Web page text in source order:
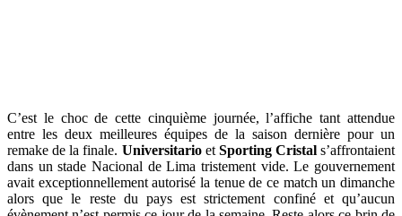
C’est le choc de cette cinquième journée, l’affiche tant attendue
entre les deux meilleures équipes de la saison dernière pour un
remake de la finale. Universitarioet Sporting Cristals’affrontaient
dans un stade Nacional de Lima tristement vide. Le gouvernement
avait exceptionnellement autorisé la tenue de ce match un dimanche
alors que le reste du pays est strictement confiné et qu’aucun